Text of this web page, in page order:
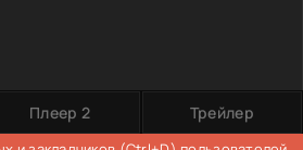
Плеер 2 Трейлер